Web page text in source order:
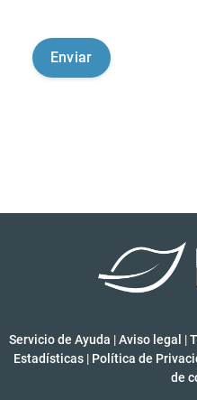
Servicio de Ayuda |Aviso legal |
Estadísticas | Política de
de